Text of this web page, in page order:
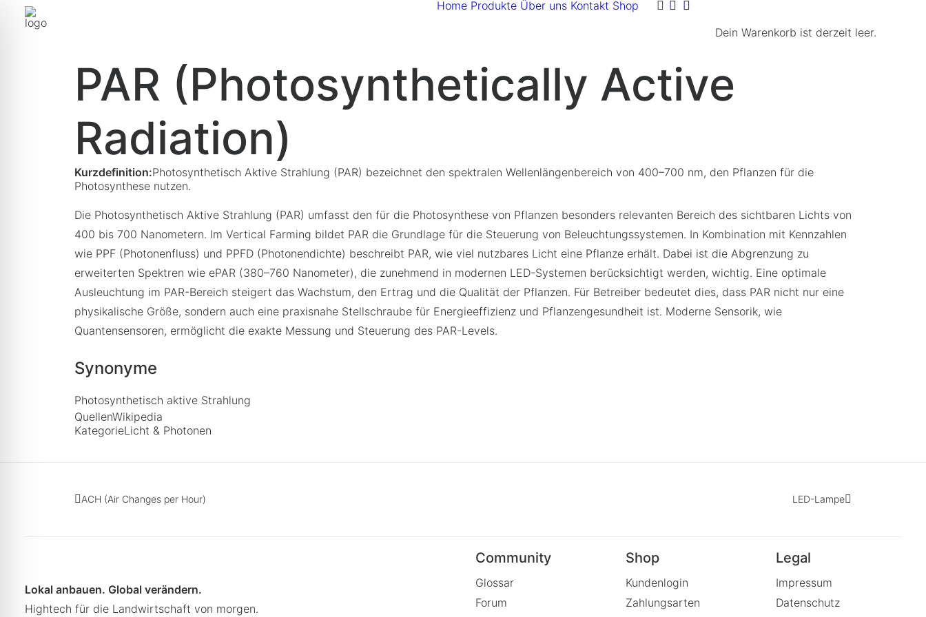
Home Produkte Über uns Kontakt Shop
Dein Warenkorb ist derzeit leer.
PAR (Photosynthetically Active
Radiation)
Kurzdefinition:Photosynthetisch Aktive Strahlung (PAR) bezeichnet den spektralen Wellenlängenbereich von 400–700 nm, den Pflanzen für die
Photosynthese nutzen.
Die Photosynthetisch Aktive Strahlung (PAR) umfasst den für die Photosynthese von Pflanzen besonders relevanten Bereich des sichtbaren Lichts von
400 bis 700 Nanometern. Im Vertical Farming bildet PAR die Grundlage für die Steuerung von Beleuchtungssystemen. In Kombination mit Kennzahlen
wie PPF (Photonenfluss) und PPFD (Photonendichte) beschreibt PAR, wie viel nutzbares Licht eine Pflanze erhält. Dabei ist die Abgrenzung zu
erweiterten Spektren wie ePAR (380–760 Nanometer), die zunehmend in modernen LED-Systemen berücksichtigt werden, wichtig. Eine optimale
Ausleuchtung im PAR-Bereich steigert das Wachstum, den Ertrag und die Qualität der Pflanzen. Für Betreiber bedeutet dies, dass PAR nicht nur eine
physikalische Größe, sondern auch eine praxisnahe Stellschraube für Energieeffizienz und Pflanzengesundheit ist. Moderne Sensorik, wie
Quantensensoren, ermöglicht die exakte Messung und Steuerung des PAR-Levels.
Synonyme
Photosynthetisch aktive Strahlung
QuellenWikipedia
KategorieLicht & Photonen
ACH (Air Changes per Hour) LED-Lampe
Lokal anbauen. Global verändern.
Hightech für die Landwirtschaft von morgen.
Community
Glossar
Forum
Shop
Kundenlogin
Zahlungsarten
Legal
Impressum
Datenschutz